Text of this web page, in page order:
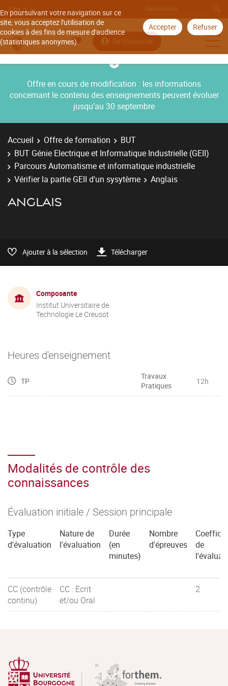
En poursuivant votre navigation sur ce
site, vous acceptez l'utilisation de
cookies à des fins de mesure d'audience
(statistiques anonymes).
Accepter Refuser
Aller à
Se connecter
Offre en cours de modification : les informations
concernant le contenu des enseignements peuvent évoluer
jusqu’au 30 septembre
Accueil Offre de formation
BUT
BUT Génie Electrique et Informatique Industrielle (GEII)
Parcours Automatisme et informatique industrielle
Vérifier la partie GEII d'un sysytème
Anglais
ANGLAIS
Ajouter à la sélection Télécharger
Composante
Institut Universitaire de
Technologie Le Creusot
Heures d'enseignement
TP
Travaux
Pratiques
12h
Modalités de contrôle des
connaissances
Évaluation initiale / Session principale
Type
d'évaluation
Nature de
l'évaluation
Durée
(en
minutes)
Nombre
d'épreuves
de
CC (contrôle
continu)
CC : Ecrit
et/ou Oral
2